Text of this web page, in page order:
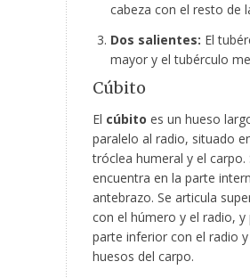
cabeza con el resto de
Dos salientes: El
mayor y el tubérculo
Cúbito
El cúbito es un hueso
paralelo al radio, situado
tróclea humeral y el carpo.
encuentra en la parte
antebrazo. Se articula
con el húmero y el radio, y
parte inferior con el radio
huesos del carpo.